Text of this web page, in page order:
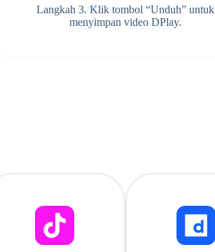
Langkah 3. Klik tombol “Unduh” untuk
menyimpan video DPlay.